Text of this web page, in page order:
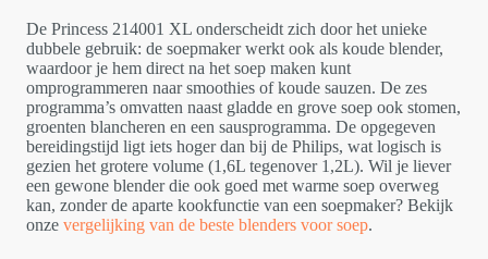
De Princess 214001 XL onderscheidt zich door het unieke
dubbele gebruik: de soepmaker werkt ook als koude blender,
waardoor je hem direct na het soep maken kunt
omprogrammeren naar smoothies of koude sauzen. De zes
programma’s omvatten naast gladde en grove soep ook stomen,
groenten blancheren en een sausprogramma. De opgegeven
bereidingstijd ligt iets hoger dan bij de Philips, wat logisch is
gezien het grotere volume (1,6L tegenover 1,2L). Wil je liever
een gewone blender die ook goed met warme soep overweg
kan, zonder de aparte kookfunctie van een soepmaker? Bekijk
onze vergelijking van de beste blenders voor soep.